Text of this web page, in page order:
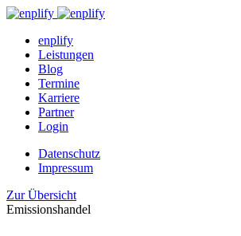
enplify
Leistungen
Blog
Termine
Karriere
Partner
Login
Datenschutz
Impressum
Zur Übersicht
Emissionshandel